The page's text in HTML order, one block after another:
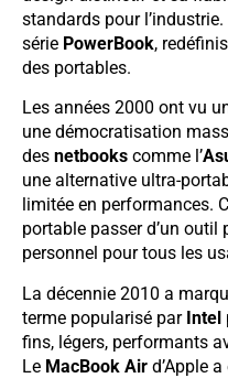
standards pour
série PowerBook,
des portables.
Les années 2000 ont vu
une démocratisation
des netbooks comme l’
une alternative ultra-
limitée en performances.
portable passer d’un outil
personnel pour tous les
La décennie 2010 a
terme popularisé par Intel
fins, légers, performants
Le MacBook Air d’Apple